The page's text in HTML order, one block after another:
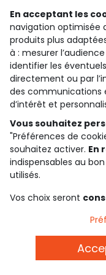
Confort, praticité,
gagnant pour vos
pratiques pour ne
adaptées à chaque
le confort, on fait
douceur. Que vous
l'étéou despyjamas
qu'il faut ! Alors,
pour des nuits
faut pour
En acceptant les
navigation optimisée
produits plus
à : mesurer
identifier les
directement ou par
des communications
d’intérêt et
Vous souhaitez
"Préférences de
souhaitez activer. En
indispensables au
utilisés.
Vos choix seront